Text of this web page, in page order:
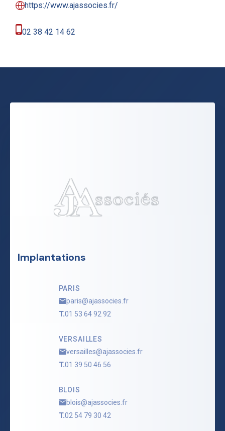
https://www.ajassocies.fr/
02 38 42 14 62
Implantations
PARIS
paris@ajassocies.fr
T.01 53 64 92 92
VERSAILLES
versailles@ajassocies.fr
T.01 39 50 46 56
BLOIS
blois@ajassocies.fr
T.02 54 79 30 42